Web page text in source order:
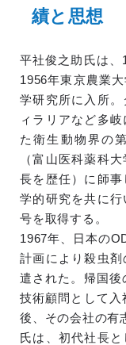
績と思想
平社俊之助氏は、
1956年東京農業
学研究所に入所
ィラリアなど多
た衛生動物界の
（富山医科薬科
長を歴任）に師
学的研究を共に
号を取得する。
1967年、日本の
計画により殺虫
遣された。帰国後
技術顧問として入
後、その会社の有
氏は、初代社長